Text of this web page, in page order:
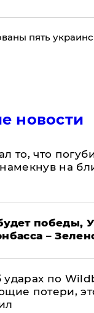
пять
новости
то, что
на
победы,
–
по
потери,